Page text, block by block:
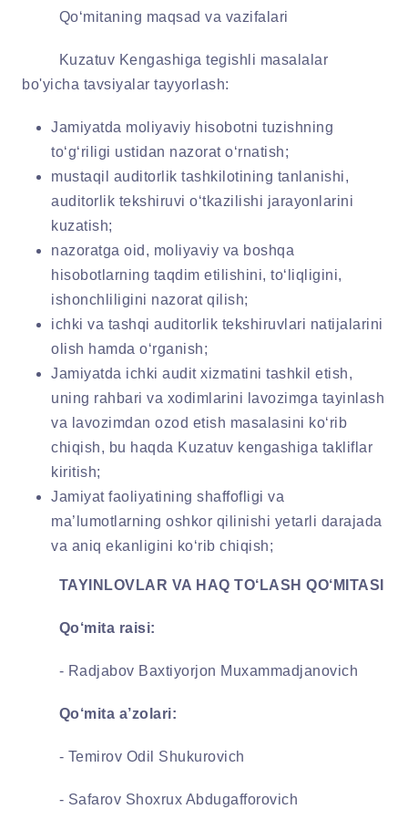
Qo‘mitaning maqsad va vazifalari
Kuzatuv Kengashiga tegishli masalalar
bo'yicha tavsiyalar tayyorlash:
Jamiyatda moliyaviy hisobotni tuzishning
to‘g‘riligi ustidan nazorat o‘rnatish;
mustaqil auditorlik tashkilotining tanlanishi,
auditorlik tekshiruvi o‘tkazilishi jarayonlarini
kuzatish;
nazoratga oid, moliyaviy va boshqa
hisobotlarning taqdim etilishini, to‘liqligini,
ishonchliligini nazorat qilish;
ichki va tashqi auditorlik tekshiruvlari natijalarini
olish hamda o‘rganish;
Jamiyatda ichki audit xizmatini tashkil etish,
uning rahbari va xodimlarini lavozimga tayinlash
va lavozimdan ozod etish masalasini ko‘rib
chiqish, bu haqda Kuzatuv kengashiga takliflar
kiritish;
Jamiyat faoliyatining shaffofligi va
ma’lumotlarning oshkor qilinishi yetarli darajada
va aniq ekanligini ko‘rib chiqish;
TAYINLOVLAR VA HAQ TO‘LASH QO‘MITASI
Qo‘mita raisi:
- Radjabov Baxtiyorjon Muxammadjanovich
Qo‘mita a’zolari:
- Temirov Odil Shukurovich
- Safarov Shoxrux Abdugafforovich